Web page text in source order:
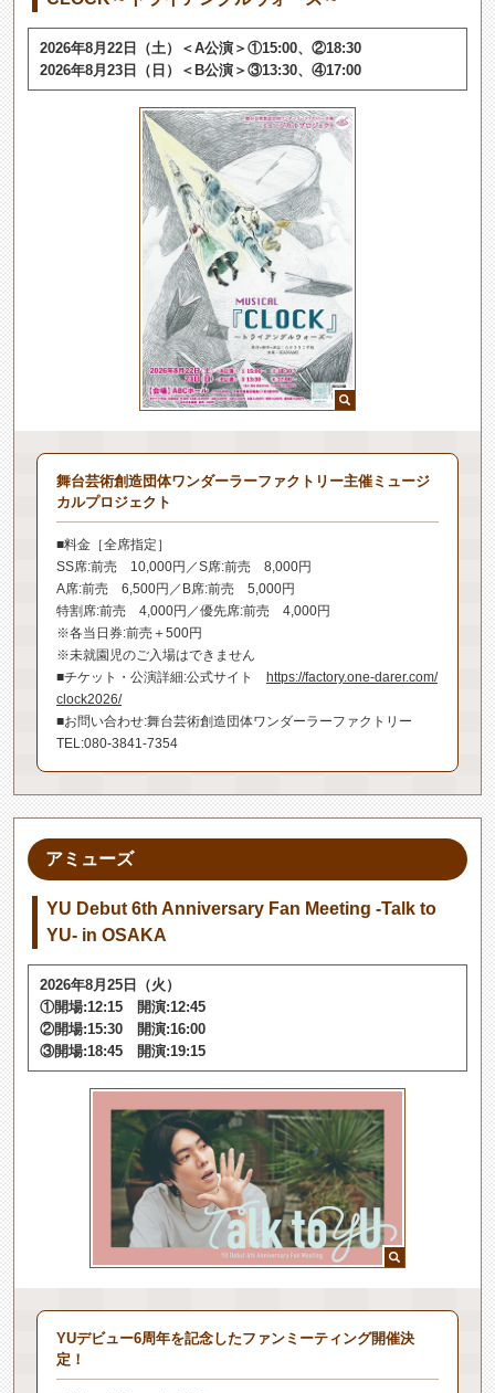
2026年8月22日（土）＜A公演＞①15:00、②18:30
2026年8月23日（日）＜B公演＞③13:30、④17:00
舞台芸術創造団体ワンダーラーファクトリー主催ミュージ
カルプロジェクト
■料金［全席指定］
SS席:前売 10,000円／S席:前売 8,000円
A席:前売 6,500円／B席:前売 5,000円
特割席:前売 4,000円／優先席:前売 4,000円
※各当日券:前売＋500円
※未就園児のご入場はできません
■チケット・公演詳細:公式サイト https://factory.one-darer.com/
clock2026/
■お問い合わせ:舞台芸術創造団体ワンダーラーファクトリー
TEL:080-3841-7354
アミューズ
YU Debut 6th Anniversary Fan Meeting -Talk to
YU- in OSAKA
2026年8月25日（火）
①開場:12:15 開演:12:45
②開場:15:30 開演:16:00
③開場:18:45 開演:19:15
YUデビュー6周年を記念したファンミーティング開催決
定！